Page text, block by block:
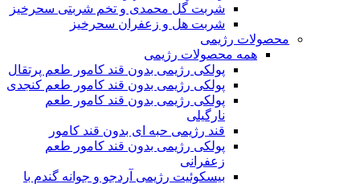
شربت گل محمدی و تخم شربتی سحرخیز
شربت هل و زعفران سحرخیز
محصولات رژیمی
همه محصولات رژیمی
پولکی رژیمی بدون قند کامور طعم پرتقال
پولکی رژیمی بدون قند کامور طعم کنجدی
پولکی رژیمی بدون قند کامور طعم
نارگیلی
قند رژیمی حبه ای بدون قند کامور
پولکی رژیمی بدون قند کامور طعم
زعفرانی
بيسکوئيت رژیمی آردجو و جوانه گندم با